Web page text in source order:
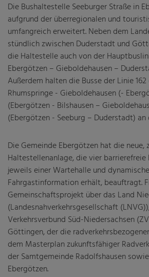
Die Bushaltestelle Seeburger Straße in
aufgrund der überregionalen und
umfangreich erweitert. Neben dem
stündlich zwischen Duderstadt und
die Haltestelle auch von der
Ebergötzen – Gieboldehausen –
Außerdem halten die Busse der Linie
Rhumspringe - Gieboldehausen (-
(Ebergötzen - Bilshausen –
(Ebergötzen - Seeburg – Duderstadt)
Die Gemeinde Ebergötzen hat die neue,
Haltestellenanlage, die vier
jeweils einer Wartehalle und
Fahrgastinformation erhält, beauftragt.
Gemeinschaftsprojekt über das Land
(Landesnahverkehrsgesellschaft
Verkehrsverbund Süd-Niedersachsen
Göttingen, der die
dem Masterplan zukunftsfähiger
der Samtgemeinde Radolfshausen
Ebergötzen.